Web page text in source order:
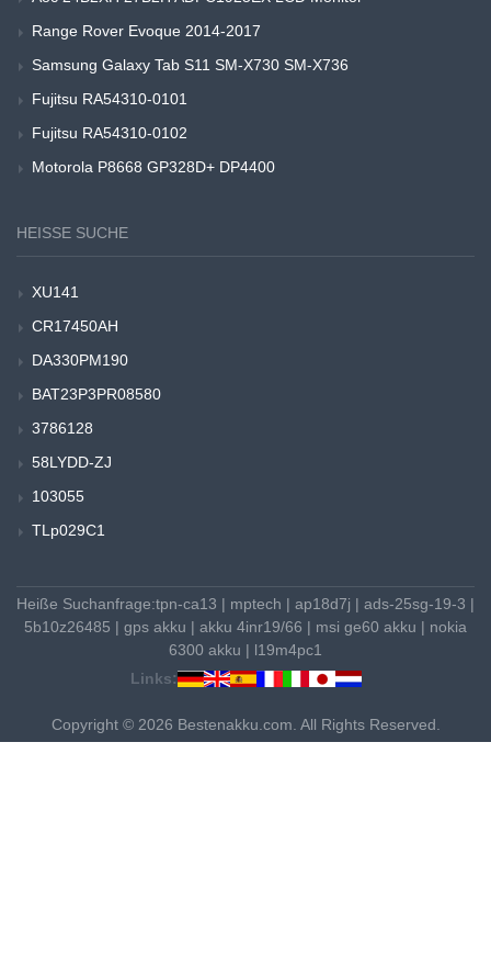
Range Rover Evoque 2014-2017
Samsung Galaxy Tab S11 SM-X730 SM-X736
Fujitsu RA54310-0101
Fujitsu RA54310-0102
Motorola P8668 GP328D+ DP4400
HEISSE SUCHE
XU141
CR17450AH
DA330PM190
BAT23P3PR08580
3786128
58LYDD-ZJ
103055
TLp029C1
Heiße Suchanfrage:tpn-ca13 | mptech | ap18d7j | ads-25sg-19-3 |
5b10z26485 | gps akku | akku 4inr19/66 | msi ge60 akku | nokia
6300 akku | l19m4pc1
Links:
Copyright © 2026 Bestenakku.com. All Rights Reserved.